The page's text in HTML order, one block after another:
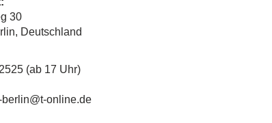
30
Deutschland
(ab 17 Uhr)
online.de